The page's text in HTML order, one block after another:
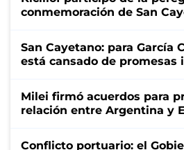
conmemoración de San
San Cayetano: para García
está cansado de promesas
Milei firmó acuerdos para
relación entre Argentina y
Conflicto portuario: el